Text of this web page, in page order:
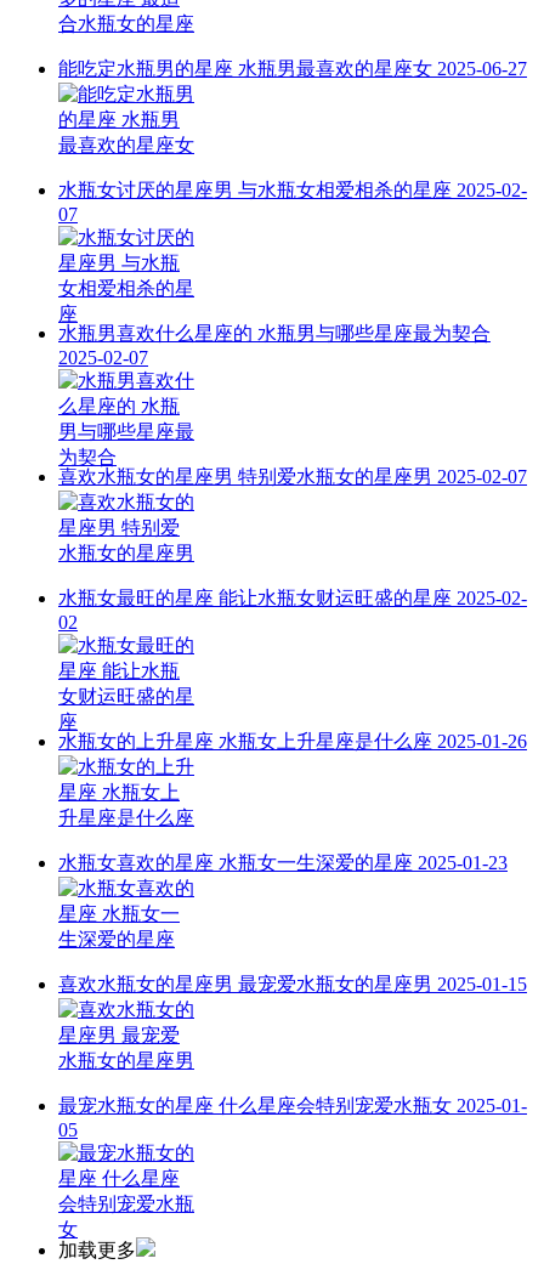
能吃定水瓶男的星座 水瓶男最喜欢的星座女 2025-06-27
水瓶女讨厌的星座男 与水瓶女相爱相杀的星座 2025-02-
07
水瓶男喜欢什么星座的 水瓶男与哪些星座最为契合
2025-02-07
喜欢水瓶女的星座男 特别爱水瓶女的星座男 2025-02-07
水瓶女最旺的星座 能让水瓶女财运旺盛的星座 2025-02-
02
水瓶女的上升星座 水瓶女上升星座是什么座 2025-01-26
水瓶女喜欢的星座 水瓶女一生深爱的星座 2025-01-23
喜欢水瓶女的星座男 最宠爱水瓶女的星座男 2025-01-15
最宠水瓶女的星座 什么星座会特别宠爱水瓶女 2025-01-
05
加载更多